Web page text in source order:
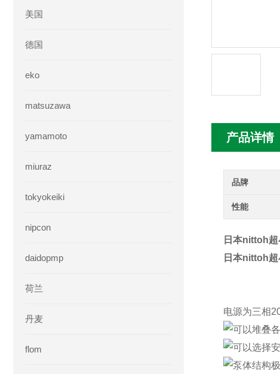
美国
德国
eko
matsuzawa
yamamoto
miuraz
tokyokeiki
nipcon
daidopmp
荷兰
丹麦
flom
产品详情
品牌
性能
日本nittoh
日本nittoh
电源为三相
可以堆叠
可以选择安
泵体结构